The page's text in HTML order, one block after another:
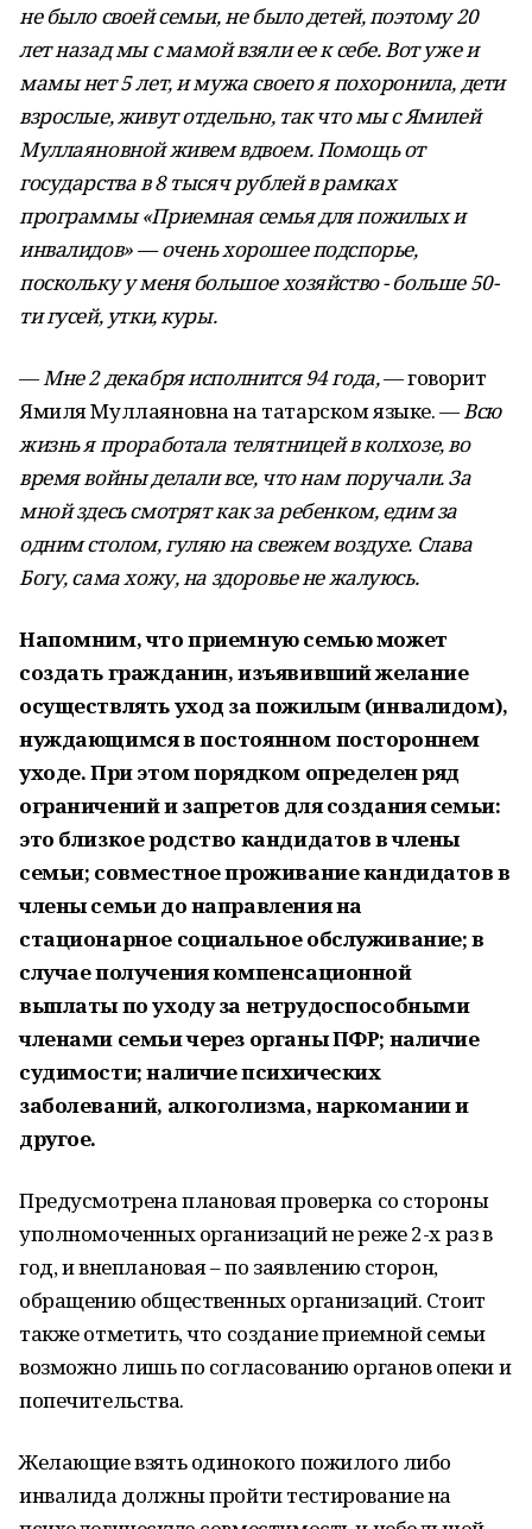
не было своей семьи, не было детей, поэтому 20
лет назад мы с мамой взяли ее к себе. Вот уже и
мамы нет 5 лет, и мужа своего я похоронила, дети
взрослые, живут отдельно, так что мы с Ямилей
Муллаяновной живем вдвоем. Помощь от
государства в 8 тысяч рублей в рамках
программы «Приемная семья для пожилых и
инвалидов» — очень хорошее подспорье,
поскольку у меня большое хозяйство - больше 50-
ти гусей, утки, куры.
—Мне 2 декабря исполнится 94 года,— говорит
Ямиля Муллаяновна на татарском языке. —Всю
жизнь я проработала телятницей в колхозе, во
время войны делали все, что нам поручали. За
мной здесь смотрят как за ребенком, едим за
одним столом, гуляю на свежем воздухе. Слава
Богу, сама хожу, на здоровье не жалуюсь.
Напомним, что приемную семью может
создать гражданин, изъявивший желание
осуществлять уход за пожилым (инвалидом),
нуждающимся в постоянном постороннем
уходе. При этом порядком определен ряд
ограничений и запретов для создания семьи:
это близкое родство кандидатов в члены
семьи; совместное проживание кандидатов в
члены семьи до направления на
стационарное социальное обслуживание; в
случае получения компенсационной
выплаты по уходу за нетрудоспособными
членами семьи через органы ПФР; наличие
судимости; наличие психических
заболеваний, алкоголизма, наркомании и
другое.
Предусмотрена плановая проверка со стороны
уполномоченных организаций не реже 2-х раз в
год, и внеплановая – по заявлению сторон,
обращению общественных организаций. Стоит
также отметить, что создание приемной семьи
возможно лишь по согласованию органов опеки и
попечительства.
Желающие взять одинокого пожилого либо
инвалида должны пройти тестирование на